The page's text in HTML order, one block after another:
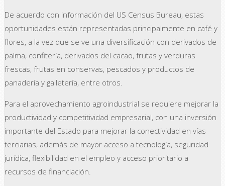
De acuerdo con información del US Census Bureau, estas
oportunidades están representadas principalmente en café y
flores, a la vez que se ve una diversificación con derivados de
palma, confitería, derivados del cacao, frutas y verduras
frescas, frutas en conservas, pescados y productos de
panadería y galletería, entre otros.
Para el aprovechamiento agroindustrial se requiere mejorar la
productividad y competitividad empresarial, con una inversión
importante del Estado para mejorar la conectividad en vías
terciarias, además de mayor acceso a tecnología, seguridad
jurídica, flexibilidad en el empleo y acceso prioritario a
recursos de financiación.